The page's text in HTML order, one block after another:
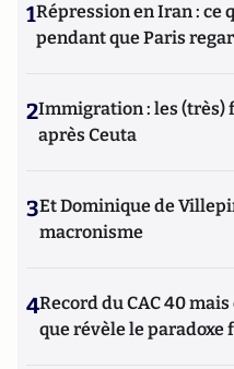
1Répression en Iran : ce
pendant que Paris
2Immigration : les (très)
après Ceuta
3Et Dominique de
macronisme
4Record du CAC 40
que révèle le paradoxe